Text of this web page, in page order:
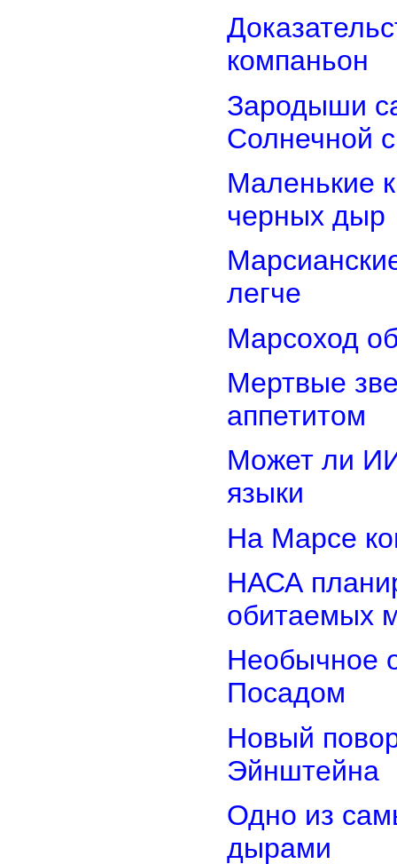
компаньон
Зародыши
Солнечной
Маленькие
черных дыр
легче
Марсоход
Мертвые
аппетитом
Может ли
языки
На Марсе
НАСА
обитаемых
Необычное
Посадом
Новый
Эйнштейна
Одно из
дырами